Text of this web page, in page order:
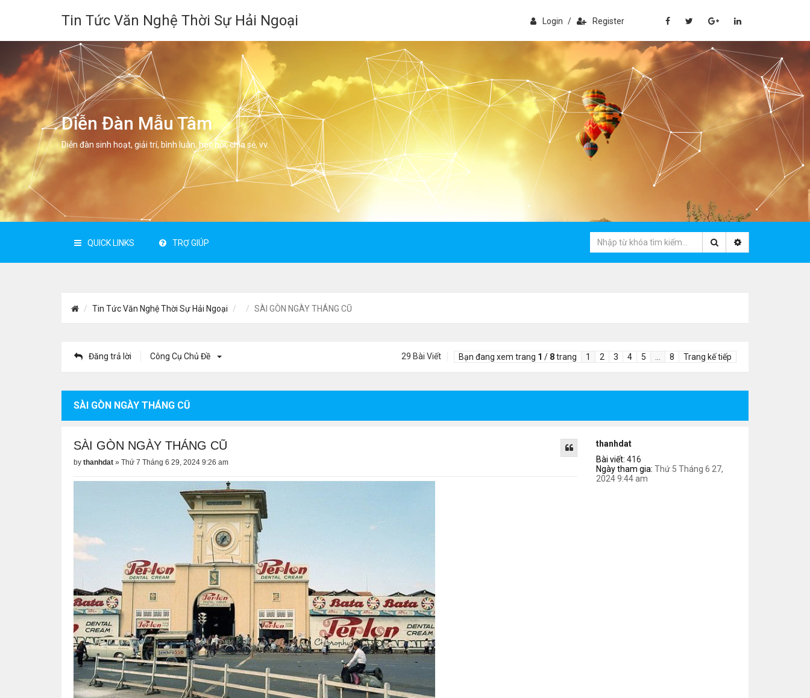
Tin Tức Văn Nghệ Thời Sự Hải Ngoại Login / Register
Diễn Đàn Mẫu Tâm
Diễn đàn sinh hoạt, giải trí, bình luân, học hỏi, chia sẻ, vv.
QUICK LINKS TRỢ GIÚP
Tin Tức Văn Nghệ Thời Sự Hải Ngoại SÀI GÒN NGÀY THÁNG CŨ
Đăng trả lời Công Cụ Chủ Đề 29 Bài Viết Bạn đang xem trang 1 / 8trang 1 2 3 4 5 8 Trang kế tiếp
SÀI GÒN NGÀY THÁNG CŨ
thanhdat
Bài viết: 416
Ngày tham gia: Thứ 5 Tháng 6 27,
2024 9:44 am
SÀI GÒN NGÀY THÁNG CŨ
by thanhdat » Thứ 7 Tháng 6 29, 2024 9:26 am